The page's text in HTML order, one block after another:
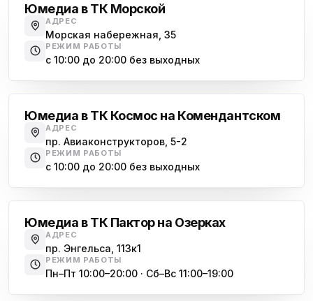
Юмедиа в ТК Морской
АДРЕС
Морская набережная, 35
РЕЖИМ РАБОТЫ
с 10:00 до 20:00 без выходных
Юмедиа в ТК Космос на Комендантском
АДРЕС
пр. Авиаконструкторов, 5-2
РЕЖИМ РАБОТЫ
с 10:00 до 20:00 без выходных
Юмедиа в ТК Пактор на Озерках
АДРЕС
пр. Энгельса, 113к1
РЕЖИМ РАБОТЫ
Пн–Пт 10:00–20:00 · Сб–Вс 11:00–19:00